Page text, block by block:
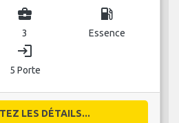
business_center
3
local_gas_station
Essence
login
5 Porte
LES DÉTAILS...